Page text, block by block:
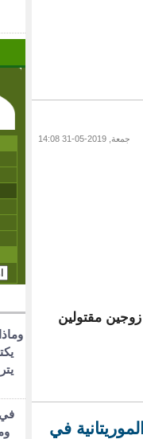
جمعة, 2019-05-31 14:08
زوجين مقتولين
في